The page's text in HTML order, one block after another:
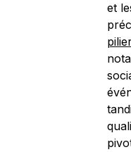
et